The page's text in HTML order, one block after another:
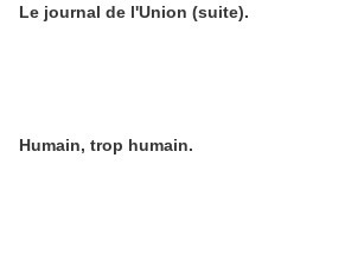
Le journal de l'Union (suite).
Humain, trop humain.